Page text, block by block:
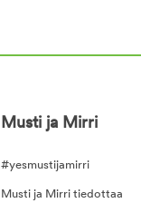
Musti ja Mirri
#yesmustijamirri
Musti ja Mirri tiedottaa